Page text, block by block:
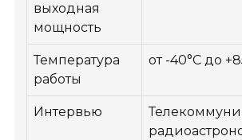
выходная
мощность
Температура
работы
от -40°C до
Интервью